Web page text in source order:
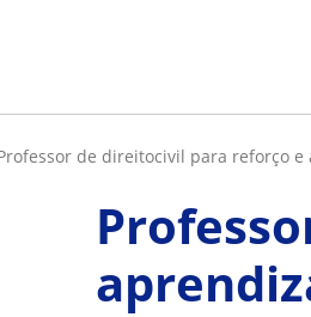
professor de direitocivil para reforço